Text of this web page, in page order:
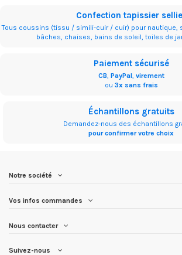
Confection tapissier
Tous coussins (tissu / simili-cuir / cuir) pour nautique,
bâches, chaises, bains de soleil, toiles de
Paiement sécurisé
CB, PayPal, virement
ou 3x sans frais
Échantillons gratuits
Demandez-nous des échantillons
pour confirmer votre choix
Notre société
Vos infos commandes
Nous contacter
Suivez-nous